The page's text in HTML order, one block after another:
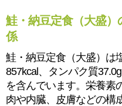
鮭・納豆定食（大盛）
係
鮭・納豆定食（大盛）は
857kcal、タンパク質
を含んでいます。栄養素
肉や内臓、皮膚などの構